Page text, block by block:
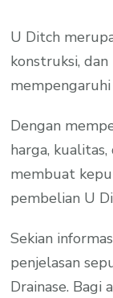
U Ditch
konstruksi,
Dengan
harga,
membuat
pembelian U
Sekian
penjelasan
Drainase. Bagi